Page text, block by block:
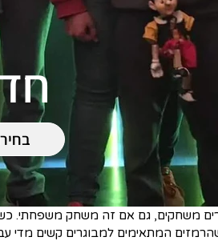
משחקים, גם אם זה משחק משפחתי.
המתאימים למבוגרים קשים מדי